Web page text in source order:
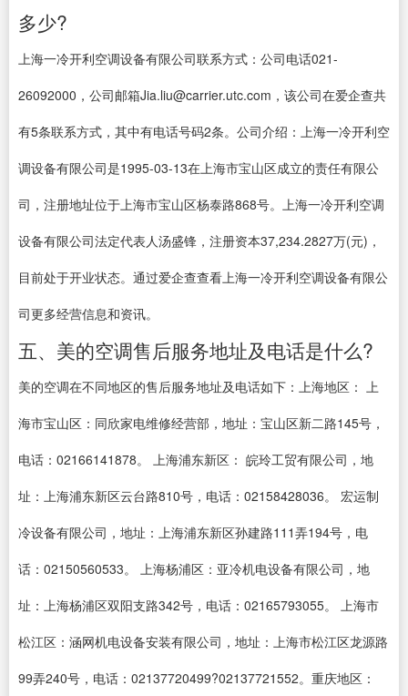
多少?
上海一冷开利空调设备有限公司联系方式：公司电话021-
26092000，公司邮箱Jia.liu@carrier.utc.com，该公司在爱企查共
有5条联系方式，其中有电话号码2条。公司介绍：上海一冷开利空
调设备有限公司是1995-03-13在上海市宝山区成立的责任有限公
司，注册地址位于上海市宝山区杨泰路868号。上海一冷开利空调
设备有限公司法定代表人汤盛锋，注册资本37,234.2827万(元)，
目前处于开业状态。通过爱企查查看上海一冷开利空调设备有限公
司更多经营信息和资讯。
五、美的空调售后服务地址及电话是什么?
美的空调在不同地区的售后服务地址及电话如下：上海地区： 上
海市宝山区：同欣家电维修经营部，地址：宝山区新二路145号，
电话：02166141878。 上海浦东新区： 皖玲工贸有限公司，地
址：上海浦东新区云台路810号，电话：02158428036。 宏运制
冷设备有限公司，地址：上海浦东新区孙建路111弄194号，电
话：02150560533。 上海杨浦区：亚冷机电设备有限公司，地
址：上海杨浦区双阳支路342号，电话：02165793055。 上海市
松江区：涵网机电设备安装有限公司，地址：上海市松江区龙源路
99弄240号，电话：02137720499?02137721552。重庆地区：